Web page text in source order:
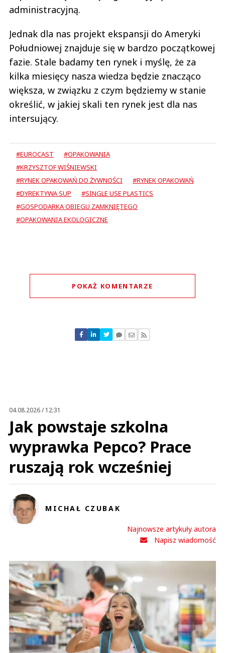
administracyjną.
Jednak dla nas projekt ekspansji do Ameryki
Południowej znajduje się w bardzo początkowej
fazie. Stale badamy ten rynek i myślę, że za
kilka miesięcy nasza wiedza będzie znacząco
większa, w związku z czym będziemy w stanie
określić, w jakiej skali ten rynek jest dla nas
intersujący.
#EUROCAST
#OPAKOWANIA
#KRZYSZTOF WIŚNIEWSKI
#RYNEK OPAKOWAŃ DO ŻYWNOŚCI
#RYNEK OPAKOWAŃ
#DYREKTYWA SUP
#SINGLE USE PLASTICS
#GOSPODARKA OBIEGU ZAMKNIĘTEGO
#OPAKOWANIA EKOLOGICZNE
POKAŻ KOMENTARZE
Nie znaleziono komentarzy
Zostaw swoje komentarze
04.08.2026 / 12:31
Jak powstaje szkolna
wyprawka Pepco? Prace
ruszają rok wcześniej
MICHAŁ CZUBAK
Najnowsze artykuły autora
Napisz wiadomość